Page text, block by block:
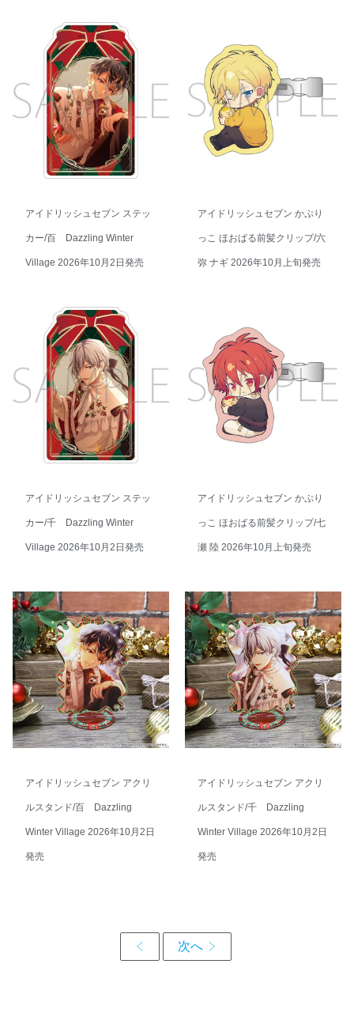
アイドリッシュセブン ステッ
カー/百 Dazzling Winter
Village 2026年10月2日発売
アイドリッシュセブン かぷり
っこ ほおばる前髪クリップ/六
弥 ナギ 2026年10月上旬発売
アイドリッシュセブン ステッ
カー/千 Dazzling Winter
Village 2026年10月2日発売
アイドリッシュセブン かぷり
っこ ほおばる前髪クリップ/七
瀬 陸 2026年10月上旬発売
アイドリッシュセブン アクリ
ルスタンド/百 Dazzling
Winter Village 2026年10月2日
発売
アイドリッシュセブン アクリ
ルスタンド/千 Dazzling
Winter Village 2026年10月2日
発売